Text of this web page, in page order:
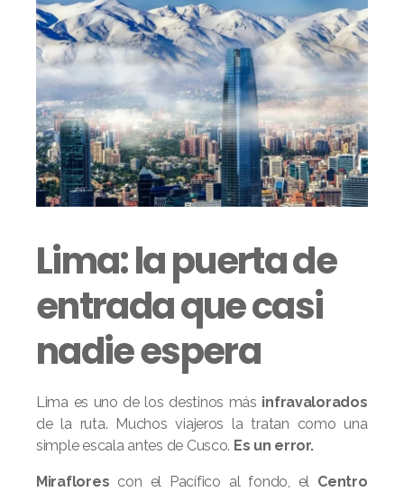
Lima: la puerta de
entrada que casi
nadie espera
Lima es uno de los destinos más infravalorados
de la ruta. Muchos viajeros la tratan como una
simple escala antes de Cusco. Es un error.
Miraflores con el Pacífico al fondo, el Centro